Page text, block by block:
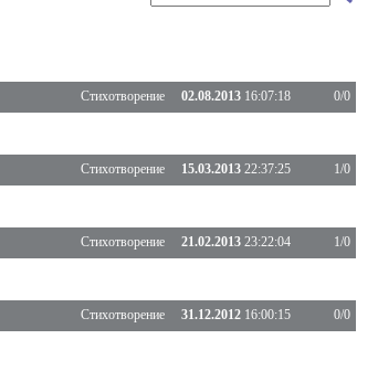
Стихотворение 02.08.2013 16:07:18 0/0
Стихотворение 15.03.2013 22:37:25 1/0
Стихотворение 21.02.2013 23:22:04 1/0
Стихотворение 31.12.2012 16:00:15 0/0